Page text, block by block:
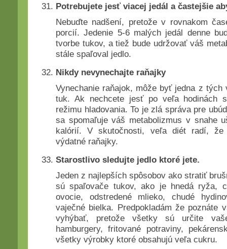
Potrebujete jesť viacej jedál a častejšie
Nebuďte nadšení, pretože v rovnakom
porcií. Jedenie 5-6 malých jedál denne
tvorbe tukov, a tiež bude udržovať váš
stále spaľoval jedlo.
Nikdy nevynechajte raňajky
Vynechanie raňajok, môže byť jedna z
tuk. Ak nechcete jesť po veľa hodinách
režimu hladovania. To je zlá správa pre
sa spomaľuje váš metabolizmus v snahe
kalórií. V skutočnosti, veľa diét radí, že
výdatné raňajky.
Starostlivo sledujte jedlo ktoré jete.
Jeden z najlepších spôsobov ako stratiť
sú spaľovače tukov, ako je hnedá ryža,
ovocie, odstredené mlieko, chudé
vaječné bielka. Predpokladám že poznáte
vyhýbať, pretože všetky sú určite
hamburgery, fritované potraviny,
všetky výrobky ktoré obsahujú veľa cukru.